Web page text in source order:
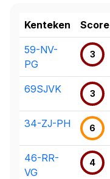
Kenteken Score
59-NV-
PG
3
69SJVK 3
34-ZJ-PH 6
46-RR-
VG
4